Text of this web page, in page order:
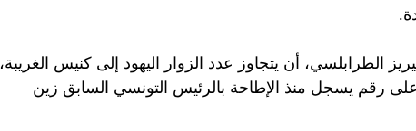
الطرابلسي، أن يتجاوز عدد الزوار اليهود إلى كنيس الغريبة،
رقم يسجل منذ الإطاحة بالرئيس التونسي السابق زين